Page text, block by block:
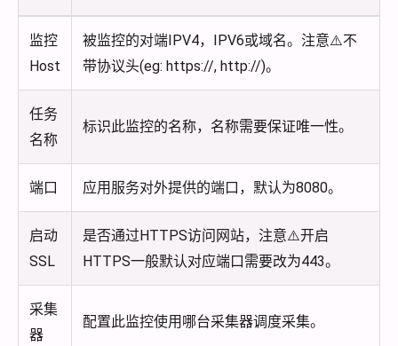
监控
Host
被监控的对端IPV4，IPV6或域名。注意⚠️不
带协议头(eg: https://, http://)。
任务
名称
标识此监控的名称，名称需要保证唯一性。
端口 应用服务对外提供的端口，默认为8080。
启动
SSL
是否通过HTTPS访问网站，注意⚠️开启
HTTPS一般默认对应端口需要改为443。
采集
器
配置此监控使用哪台采集器调度采集。